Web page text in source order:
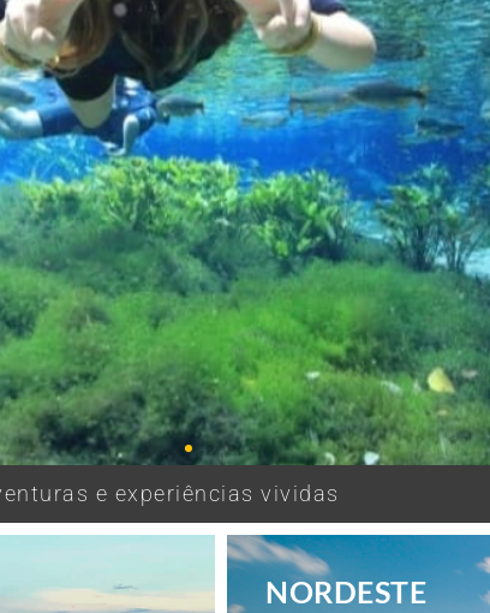
e experiências vividas
NORDESTE